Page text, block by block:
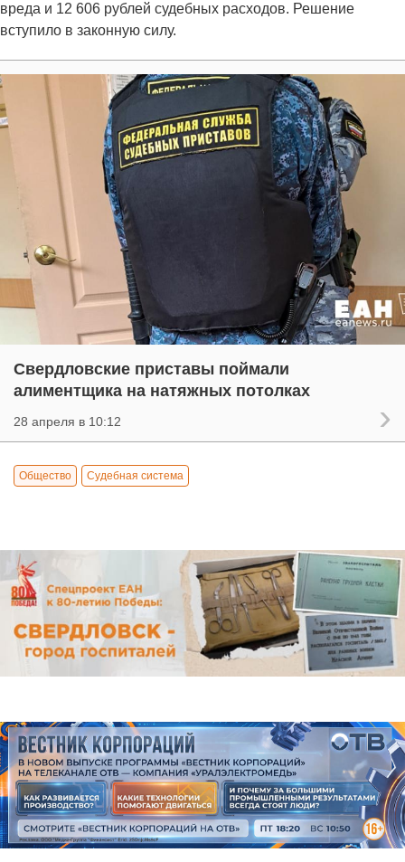
вреда и 12 606 рублей судебных расходов. Решение
вступило в законную силу.
Свердловские приставы поймали
алиментщика на натяжных потолках
28 апреля в 10:12
Общество Судебная система